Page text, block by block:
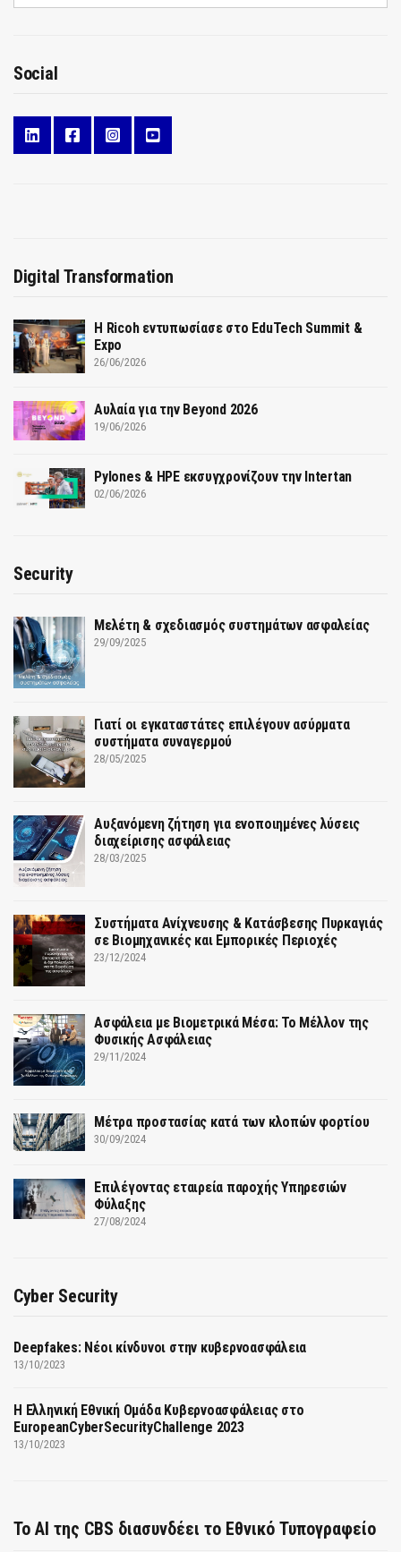
Social
Digital Transformation
Η Ricoh εντυπωσίασε στο EduTech Summit &
Expo
26/06/2026
Αυλαία για την Beyond 2026
19/06/2026
Pylones & HPE εκσυγχρονίζουν την Intertan
02/06/2026
Security
Μελέτη & σχεδιασμός συστημάτων ασφαλείας
29/09/2025
Γιατί οι εγκαταστάτες επιλέγουν ασύρματα
συστήματα συναγερμού
28/05/2025
Αυξανόμενη ζήτηση για ενοποιημένες λύσεις
διαχείρισης ασφάλειας
28/03/2025
Συστήματα Ανίχνευσης & Κατάσβεσης Πυρκαγιάς
σε Βιομηχανικές και Εμπορικές Περιοχές
23/12/2024
Ασφάλεια με Βιομετρικά Μέσα: Το Μέλλον της
Φυσικής Ασφάλειας
29/11/2024
Μέτρα προστασίας κατά των κλοπών φορτίου
30/09/2024
Επιλέγοντας εταιρεία παροχής Υπηρεσιών
Φύλαξης
27/08/2024
Cyber Security
Deepfakes: Νέοι κίνδυνοι στην κυβερνοασφάλεια
13/10/2023
Η Ελληνική Εθνική Ομάδα Κυβερνοασφάλειας στο
EuropeanCyberSecurityChallenge 2023
13/10/2023
Το AI της CBS διασυνδέει το Εθνικό Τυπογραφείο